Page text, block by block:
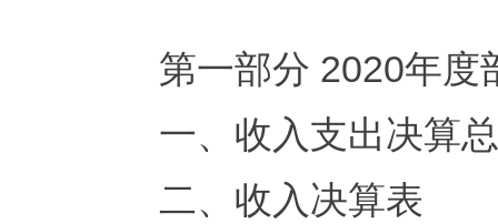
第一部分 2020年度
一、收入支出决算
二、收入决算表